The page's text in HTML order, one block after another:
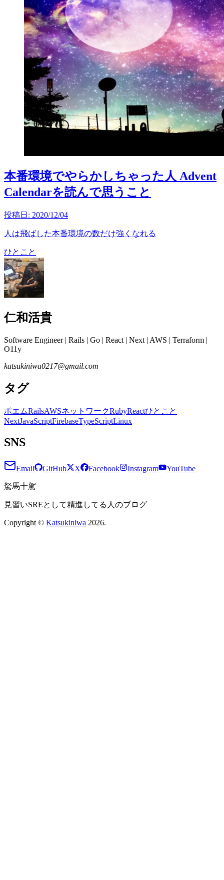
本番環境でやらかしちゃった人 Advent
Calendarを読んで思うこと
投稿日: 2020/12/04
人は飛ばした本番環境の数だけ強くなれる
ひとこと
仁和活貴
Software Engineer | Rails | Go | React | Next | AWS | Terraform |
O11y
katsukiniwa0217@gmail.com
タグ
ポエムRailsAWSネットワークRubyReactひとこと
NextJavaScriptFirebaseTypeScriptLinux
SNS
Email GitHub X Facebook Instagram YouTube
駑馬十駕
見習いSREとして精進してる人のブログ
Copyright © Katsukiniwa 2026.